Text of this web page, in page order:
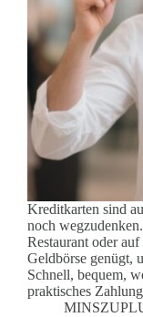
Kreditkarten sind
noch
Restaurant oder
Geldbörse genügt,
Schnell, bequem,
praktisches